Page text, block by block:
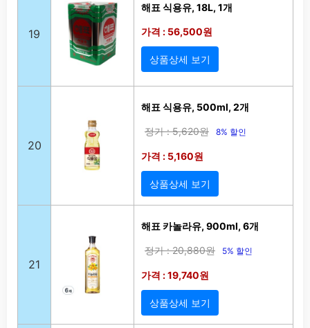
19
해표 식용유, 18L, 1개
가격 : 56,500원
상품상세 보기
20
해표 식용유, 500ml, 2개
정가 : 5,620원 8% 할인
가격 : 5,160원
상품상세 보기
21
해표 카놀라유, 900ml, 6개
정가 : 20,880원 5% 할인
가격 : 19,740원
상품상세 보기